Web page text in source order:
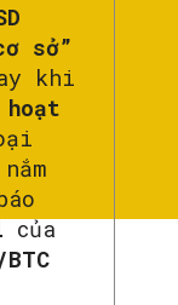
sở”
khi
hoạt
của